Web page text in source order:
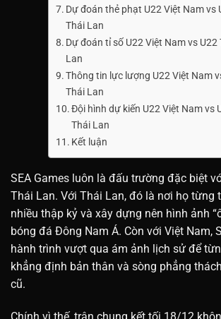
Dự đoán thẻ phạt U22 Việt Nam vs
Thái Lan
Dự đoán tỉ số U22 Việt Nam vs U22
Lan
Thông tin lực lượng U22 Việt Nam
Thái Lan
Đội hình dự kiến U22 Việt Nam vs
Thái Lan
Kết luận
SEA Games luôn là đấu trường đặc biệt
Thái Lan. Với Thái Lan, đó là nơi họ từng
nhiều thập kỷ và xây dựng nên hình ảnh
bóng đá Đông Nam Á. Còn với Việt Nam,
hành trình vượt qua ám ảnh lịch sử để
khẳng định bản thân và sòng phẳng
cũ.